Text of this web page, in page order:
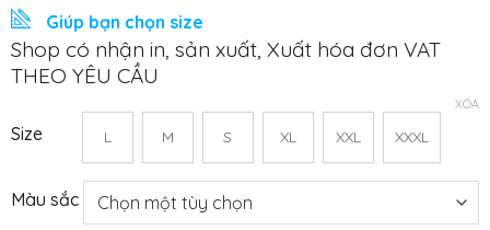
Giúp bạn chọn size
Shop có nhận in, sản xuất, Xuất hóa đơn VAT
THEO YÊU CẦU
Size L M S XL XXL XXXL
Màu sắc
XÓA